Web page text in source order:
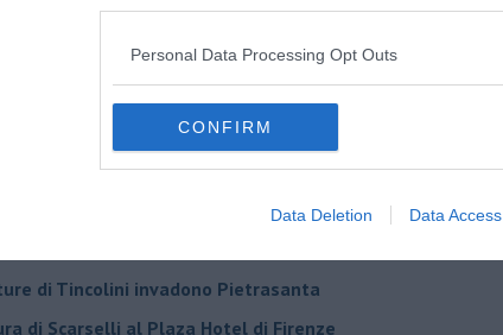
Personal Data Processing Opt Outs
CONFIRM
Data Deletion Data Access
la mostra di Marcello Scarselli “Dialoghi con la città"
di Nicola Piovani incanta Pisa
resistente di Pier Toffoletti al Teatro Era
Skim in volo sulle terme
della pittura in Paola Vallini e Marcela Bracalenti
di Giulia Cenci a palazzo Strozzi
ricordato a San Miniato
di Tincolini invadono Pietrasanta
di Scarselli al Plaza Hotel di Firenze